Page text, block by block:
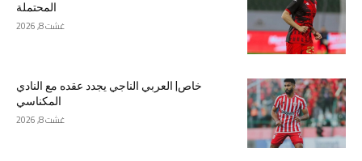
المحتملة
غشت 8, 2026
خاص| العربي الناجي يجدد عقده مع النادي
المكناسي
غشت 8, 2026